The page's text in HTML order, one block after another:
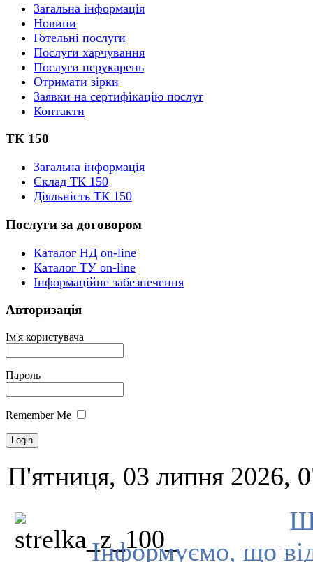
Загальна інформація
Новини
Готельні послуги
Послуги харчування
Послуги перукарень
Отримати зірки
Заявки на сертифікацію послуг
Контакти
ТК 150
Загальна інформація
Склад ТК 150
Діяльність ТК 150
Послуги за договором
Каталог НД on-line
Каталог ТУ on-line
Інформаційне забезпечення
Авторизація
Ім'я користувача
Пароль
Remember Me
П'ятниця, 03 липня 2026,
Інформуємо, що